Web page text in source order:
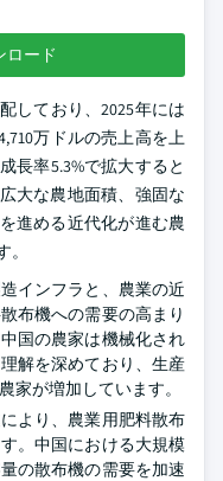
ロード
しており、2025年には
万ドルの売上高を上
長率5.3%で拡大すると
大な農地面積、強固な
進める近代化が進む農
インフラと、農業の近
布機への需要の高まり
国の農家は機械化され
解を深めており、生産
家が増加しています。
より、農業用肥料散布
。中国における大規模
の散布機の需要を加速